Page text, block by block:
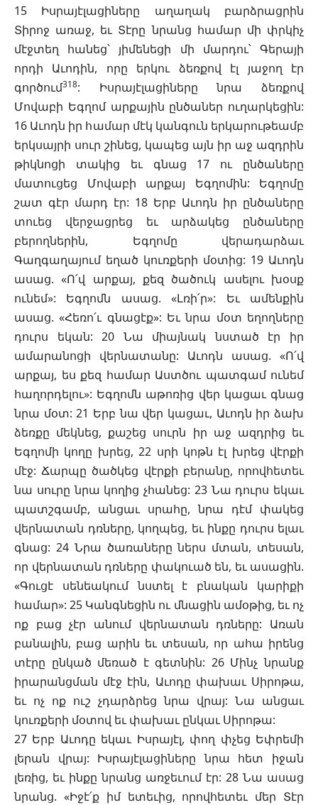
15 Իսրայէլացիները աղաղակ բարձրացրին
Տիրոջ առաջ, եւ Տէրը նրանց համար մի փրկիչ
մէջտեղ հանեց՝ յիմենեցի մի մարդու՝ Գերայի
որդի Աւոդին, որը երկու ձեռքով էլ յաջող էր
գործում318: Իսրայէլացիները նրա ձեռքով
Մովաբի Եգղոմ արքային ընծաներ ուղարկեցին:
16 Աւոդն իր համար մէկ կանգուն երկարութեամբ
երկսայրի սուր շինեց, կապեց այն իր աջ ազդրին
թիկնոցի տակից եւ գնաց 17 ու ընծաները
մատուցեց Մովաբի արքայ Եգղոմին: Եգղոմը
շատ գէր մարդ էր: 18 Երբ Աւոդն իր ընծաները
տուեց վերջացրեց եւ արձակեց ընծաները
բերողներին, Եգղոմը վերադարձաւ
Գաղգաղայում եղած կուռքերի մօտից: 19 Աւոդն
ասաց. «Ո՛վ արքայ, քեզ ծածուկ ասելու խօսք
ունեմ»: Եգղոմն ասաց. «Լռի՛ր»: Եւ ամենքին
ասաց. «Հեռո՛ւ գնացէք»: Եւ նրա մօտ եղողները
դուրս եկան: 20 Նա միայնակ նստած էր իր
ամարանոցի վերնատանը: Աւոդն ասաց. «Ո՛վ
արքայ, ես քեզ համար Աստծու պատգամ ունեմ
հաղորդելու»: Եգղոմն աթոռից վեր կացաւ գնաց
նրա մօտ: 21 Երբ նա վեր կացաւ, Աւոդն իր ձախ
ձեռքը մեկնեց, քաշեց սուրն իր աջ ազդրից եւ
Եգղոմի կողը խրեց, 22 սրի կոթն էլ խրեց վէրքի
մէջ: Ճարպը ծածկեց վէրքի բերանը, որովհետեւ
նա սուրը նրա կողից չհանեց: 23 Նա դուրս եկաւ
պատշգամբ, անցաւ սրահը, նրա դէմ փակեց
վերնատան դռները, կողպեց, եւ ինքը դուրս ելաւ
գնաց: 24 Նրա ծառաները ներս մտան, տեսան,
որ վերնատան դռները փակուած են, եւ ասացին.
«Գուցէ սենեակում նստել է բնական կարիքի
համար»: 25 Կանգնեցին ու մնացին ամօթից, եւ ոչ
ոք բաց չէր անում վերնատան դռները: Առան
բանալին, բաց արին եւ տեսան, որ ահա իրենց
տէրը ընկած մեռած է գետնին: 26 Մինչ նրանք
իրարանցման մէջ էին, Աւոդը փախաւ Սիրոթա,
եւ ոչ ոք ուշ չդարձրեց նրա վրայ: Նա անցաւ
կուռքերի մօտով եւ փախաւ ընկաւ Սիրոթա:
27 Երբ Աւոդը եկաւ Իսրայէլ, փող փչեց Եփրեմի
լերան վրայ: Իսրայէլացիները նրա հետ իջան
լեռից, եւ ինքը նրանց առջեւում էր: 28 Նա ասաց
նրանց. «Իջէ՛ք իմ ետեւից, որովհետեւ մեր Տէր